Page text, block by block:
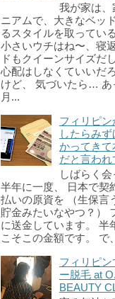
我が家は、
ニアムで、大きなベッ
るスタイルを取ってい
小さいウチはね〜、寝
ドもクイーンサイズだ
心配はしなくていいだ
けど、 気づいたら… あ
月...
フィリピ
したらみ
かってき
だと言われ
しばらく
半年に一度、 日本で契
払いの原資を （生保言
貯金みたいなやつ？）
に送金しています。 半
こそこの金額です。 で、
フィリピ
ー脱毛 at
BEAUTY